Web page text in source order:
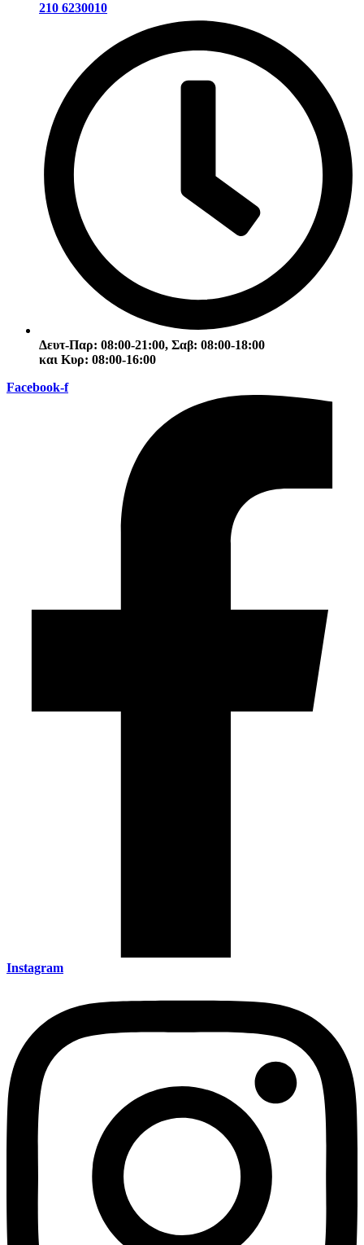
210 6230010
Δευτ-Παρ: 08:00-21:00, Σαβ: 08:00-18:00
και Κυρ: 08:00-16:00
Facebook-f
Instagram